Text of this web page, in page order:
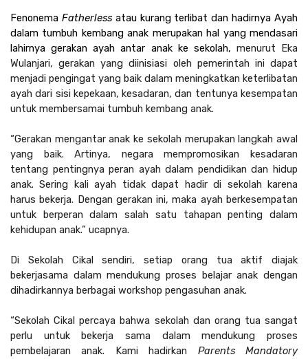
Fenonema Fatherless atau kurang terlibat dan hadirnya Ayah
dalam tumbuh kembang anak merupakan hal yang mendasari
lahirnya gerakan ayah antar anak ke sekolah, menurut Eka
Wulanjari, gerakan yang diinisiasi oleh pemerintah ini dapat
menjadi pengingat yang baik dalam meningkatkan keterlibatan
ayah dari sisi kepekaan, kesadaran, dan tentunya kesempatan
untuk membersamai tumbuh kembang anak.
“Gerakan mengantar anak ke sekolah merupakan langkah awal
yang baik. Artinya, negara mempromosikan kesadaran
tentang pentingnya peran ayah dalam pendidikan dan hidup
anak. Sering kali ayah tidak dapat hadir di sekolah karena
harus bekerja. Dengan gerakan ini, maka ayah berkesempatan
untuk berperan dalam salah satu tahapan penting dalam
kehidupan anak.” ucapnya.
Di Sekolah Cikal sendiri, setiap orang tua aktif diajak
bekerjasama dalam mendukung proses belajar anak dengan
dihadirkannya berbagai workshop pengasuhan anak.
“Sekolah Cikal percaya bahwa sekolah dan orang tua sangat
perlu untuk bekerja sama dalam mendukung proses
pembelajaran anak. Kami hadirkan Parents Mandatory